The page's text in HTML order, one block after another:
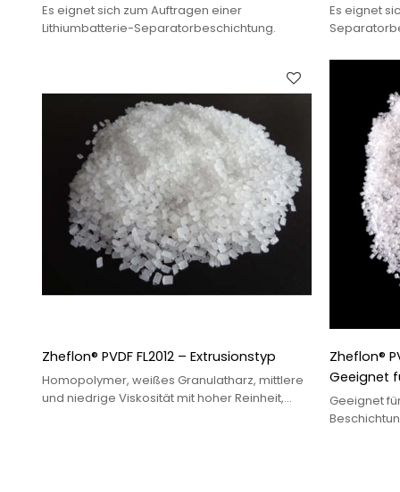
Es eignet sich zum Auftragen einer
Lithiumbatterie-Separatorbeschichtung.
Es eignet
Zheflon® PVDF FL2012 – Extrusionstyp
Homopolymer, weißes Granulatharz, mittlere
und niedrige Viskosität mit hoher Reinheit,
Zheflon®
Geeignet
Geeignet